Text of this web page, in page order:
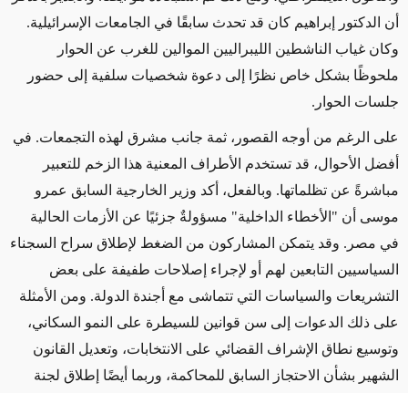
أن الدكتور إبراهيم كان قد تحدث سابقًا في الجامعات الإسرائيلية.
وكان غياب الناشطين الليبراليين الموالين للغرب عن الحوار
ملحوظًا بشكل خاص نظرًا إلى دعوة شخصيات سلفية إلى حضور
جلسات الحوار.
على الرغم من أوجه القصور، ثمة جانب مشرق لهذه التجمعات. في
أفضل الأحوال، قد تستخدم الأطراف المعنية هذا الزخم للتعبير
مباشرةً عن تظلماتها. وبالفعل، أكد وزير الخارجية السابق عمرو
موسى أن "الأخطاء الداخلية" مسؤولةٌ جزئيًا عن الأزمات الحالية
في مصر. وقد يتمكن المشاركون من الضغط لإطلاق سراح السجناء
السياسيين التابعين لهم أو لإجراء إصلاحات طفيفة على بعض
التشريعات والسياسات التي تتماشى مع أجندة الدولة. ومن الأمثلة
على ذلك الدعوات إلى سن قوانين للسيطرة على النمو السكاني،
وتوسيع نطاق الإشراف القضائي على الانتخابات، وتعديل القانون
الشهير بشأن الاحتجاز السابق للمحاكمة، وربما أيضًا إطلاق لجنة